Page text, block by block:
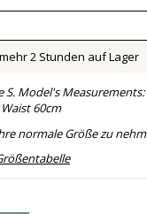
2 Stunden auf Lager
S. Model's
60cm
normale Größe zu